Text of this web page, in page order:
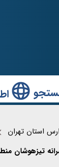
استان تهران
منطقه 4